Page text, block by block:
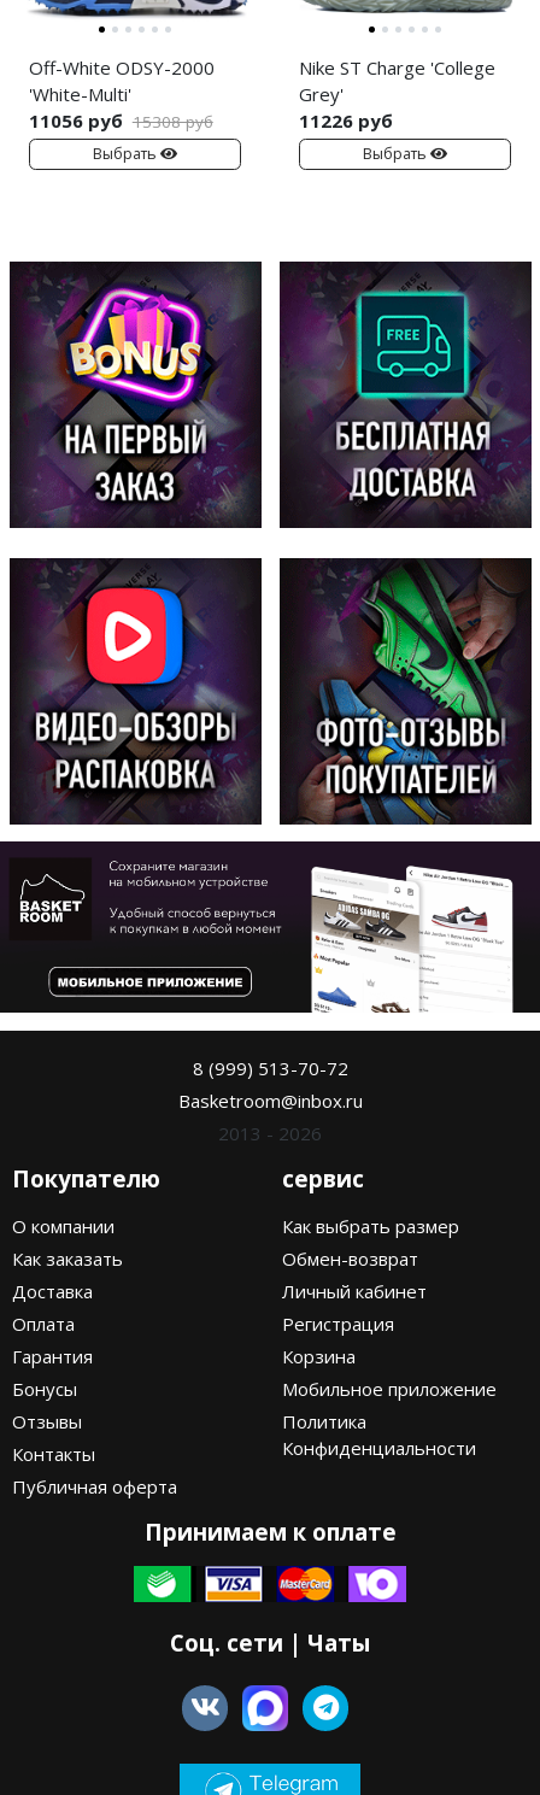
Off-White ODSY-2000
'White-Multi'
11056 руб 15308 руб
Выбрать
Nike ST Charge 'College
Grey'
11226 руб
Выбрать
8 (999) 513-70-72
Basketroom@inbox.ru
2013 - 2026
Покупателю
О компании
Как заказать
Доставка
Оплата
Гарантия
Бонусы
Отзывы
Контакты
Публичная оферта
сервис
Как выбрать размер
Обмен-возврат
Личный кабинет
Регистрация
Корзина
Мобильное приложение
Политика
Конфиденциальности
Принимаем к оплате
Соц. сети | Чаты